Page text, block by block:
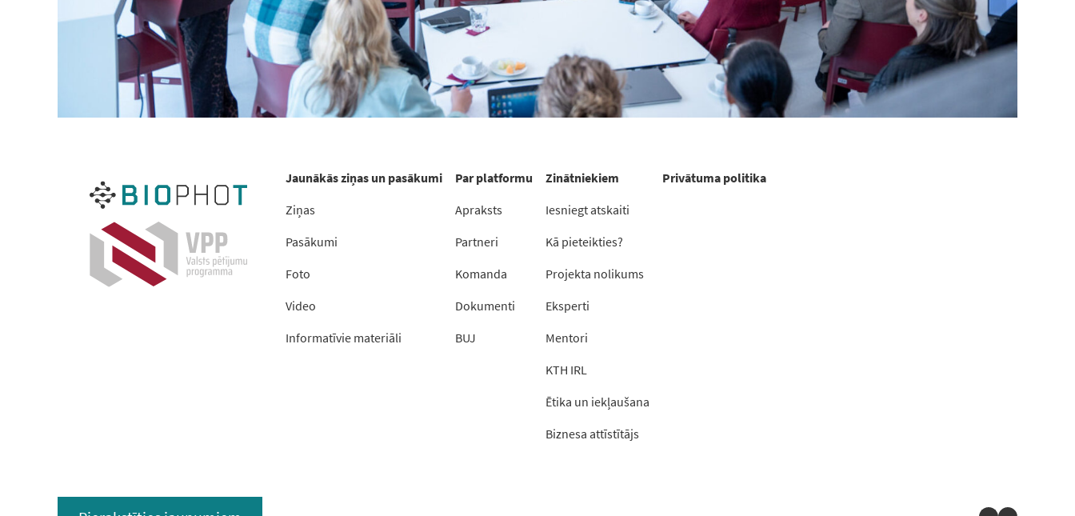
Jaunākās ziņas un pasākumi
Ziņas
Pasākumi
Foto
Video
Informatīvie materiāli
Par platformu
Apraksts
Partneri
Komanda
Dokumenti
BUJ
Zinātniekiem
Iesniegt atskaiti
Kā pieteikties?
Projekta nolikums
Eksperti
Mentori
KTH IRL
Ētika un iekļaušana
Biznesa attīstītājs
Privātuma politika